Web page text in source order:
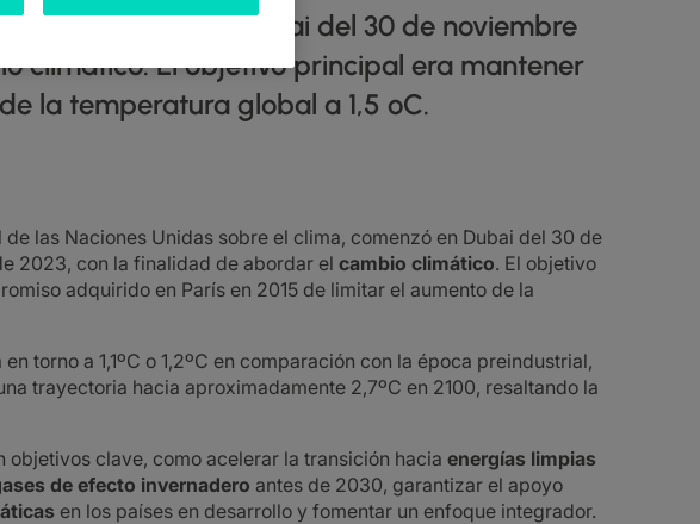
comenzó en Dubai del 30 de noviembre
climático. El objetivo principal era mantener
la temperatura global a 1,5 ºC.
de las Naciones Unidas sobre el clima, comenzó en Dubai del 30 de
2023, con la finalidad de abordar el cambio climático. El objetivo
adquirido en París en 2015 de limitar el aumento de la
torno a 1,1ºC o 1,2ºC en comparación con la época preindustrial,
trayectoria hacia aproximadamente 2,7ºC en 2100, resaltando la
objetivos clave, como acelerar la transición hacia energías limpias
de efecto invernadero antes de 2030, garantizar el apoyo
en los países en desarrollo y fomentar un enfoque integrador.